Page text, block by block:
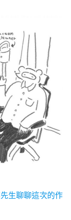
生聊聊這次的作